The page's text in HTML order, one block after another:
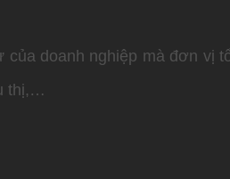
doanh nghiệp mà đơn vị
thị,…